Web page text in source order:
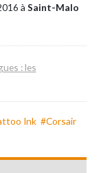
àSaint-Malo
: les
Ink #Corsair